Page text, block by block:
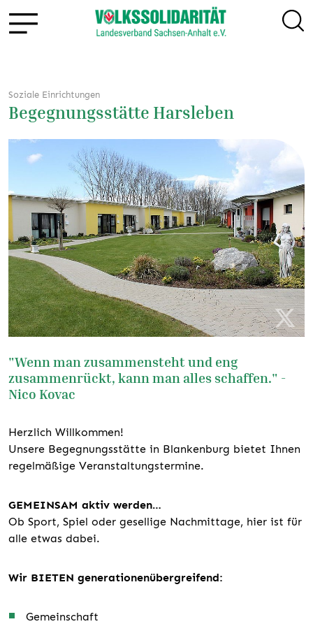
Soziale Einrichtungen
Begegnungsstätte Harsleben
"Wenn man zusammensteht und eng
zusammenrückt, kann man alles schaffen." -
Nico Kovac
Herzlich Willkommen!
Unsere Begegnungsstätte in Blankenburg bietet Ihnen
regelmäßige Veranstaltungstermine.
GEMEINSAM aktiv werden…
Ob Sport, Spiel oder gesellige Nachmittage, hier ist für
alle etwas dabei.
Wir BIETEN generationenübergreifend:
Gemeinschaft